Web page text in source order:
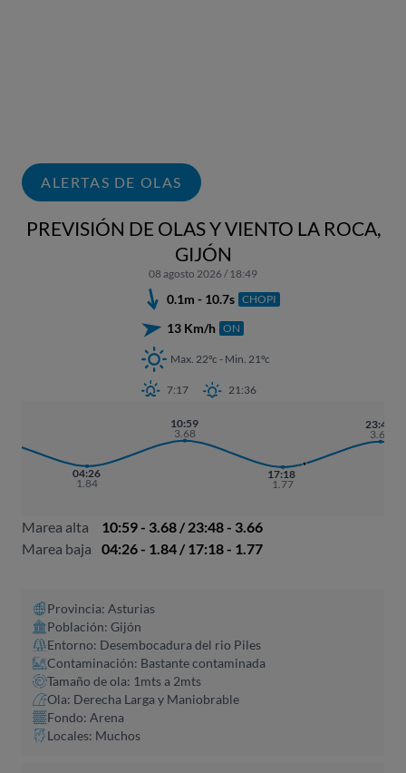
ALERTAS DE OLAS
PREVISIÓN DE OLAS Y VIENTO LA ROCA,
GIJÓN
08 agosto 2026 / 18:49
0.1m - 10.7s CHOPI
13 Km/h ON
Max. 22ºc - Min. 21ºc
7:17 21:36
04:26
1.84
10:59
3.68
17:18
1.77
23:48
3.66
Marea alta
10:59 - 3.68 / 23:48 - 3.66
Marea baja
04:26 - 1.84 / 17:18 - 1.77
Provincia: Asturias
Población: Gijón
Entorno: Desembocadura del rio Piles
Contaminación: Bastante contaminada
Tamaño de ola: 1mts a 2mts
Ola: Derecha Larga y Maniobrable
Fondo: Arena
Locales: Muchos